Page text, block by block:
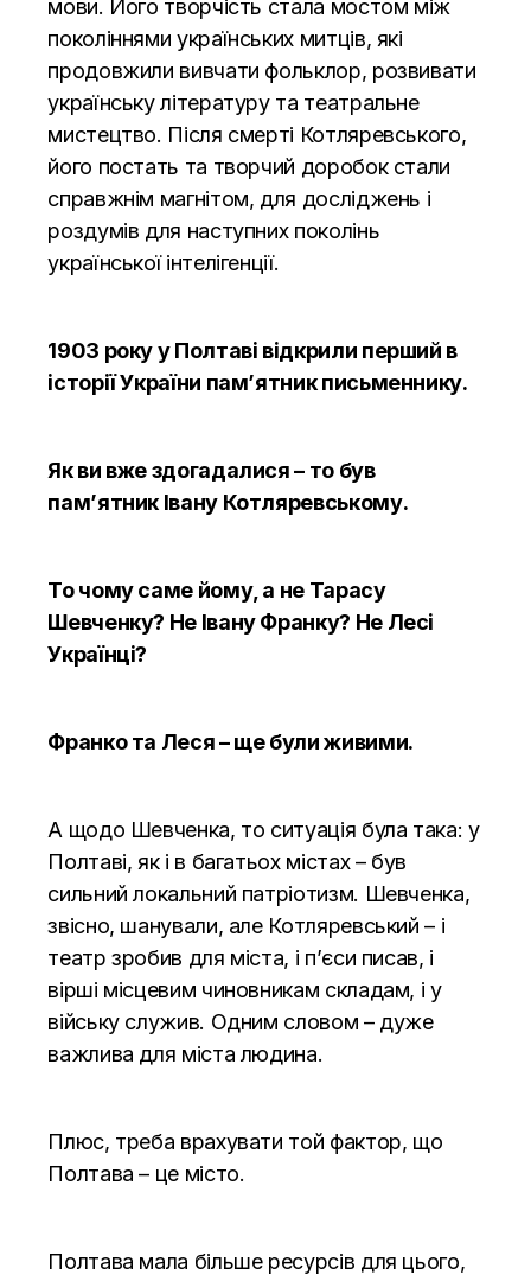
мови. Його творчість стала мостом між
поколіннями українських митців, які
продовжили вивчати фольклор, розвивати
українську літературу та театральне
мистецтво. Після смерті Котляревського,
його постать та творчий доробок стали
справжнім магнітом, для досліджень і
роздумів для наступних поколінь
української інтелігенції.
1903 року у Полтаві відкрили перший в
історії України пам’ятник письменнику.
Як ви вже здогадалися – то був
пам’ятник Івану Котляревському.
То чому саме йому, а не Тарасу
Шевченку? Не Івану Франку? Не Лесі
Українці?
Франко та Леся – ще були живими.
А щодо Шевченка, то ситуація була така: у
Полтаві, як і в багатьох містах – був
сильний локальний патріотизм. Шевченка,
звісно, шанували, але Котляревський – і
театр зробив для міста, і п’єси писав, і
вірші місцевим чиновникам складам, і у
війську служив. Одним словом – дуже
важлива для міста людина.
Плюс, треба врахувати той фактор, що
Полтава – це місто.
Полтава мала більше ресурсів для цього,